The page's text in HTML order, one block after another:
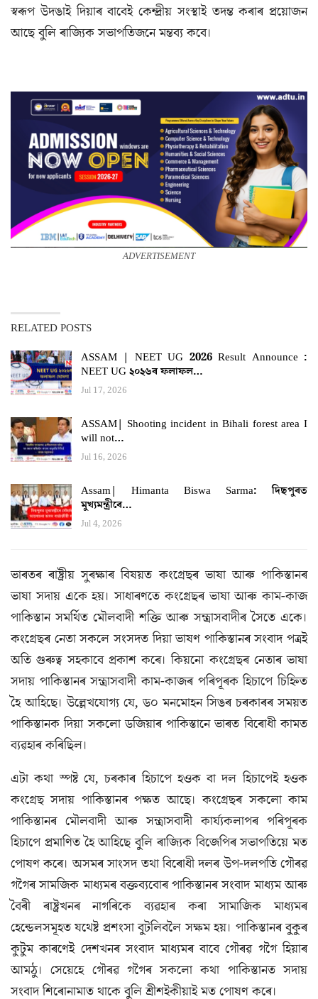
স্বৰূপ উদঙাই দিয়াৰ বাবেই কেন্দ্রীয় সংস্থাই তদন্ত কৰাৰ প্ৰয়োজন
আছে বুলি ৰাজ্যিক সভাপতিজনে মন্তব্য কবে।
ADVERTISEMENT
RELATED POSTS
ASSAM | NEET UG 2026 Result Announce :
NEET UG ২০২৬ৰ ফলাফল…
Jul 17, 2026
ASSAM| Shooting incident in Bihali forest area I
will not…
Jul 16, 2026
Assam| Himanta Biswa Sarma: দিছপুৰত
মুখ্যমন্ত্ৰীৰে…
Jul 4, 2026
ভাৰতৰ ৰাষ্ট্ৰীয় সুৰক্ষাৰ বিষয়ত কংগ্ৰেছৰ ভাষা আৰু পাকিস্তানৰ
ভাষা সদায় একে হয়। সাধাৰণতে কংগ্ৰেছৰ ভাষা আৰু কাম-কাজ
পাকিস্তান সমর্থিত মৌলবাদী শক্তি আৰু সন্ত্রাসবাদীৰ সৈতে একে।
কংগ্ৰেছৰ নেতা সকলে সংসদত দিয়া ভাষণ পাকিস্তানৰ সংবাদ পত্রই
অতি গুৰুত্ব সহকাবে প্রকাশ কৰে। কিয়নো কংগ্ৰেছৰ নেতাৰ ভাষা
সদায় পাকিস্তানৰ সন্ত্রাসবাদী কাম-কাজৰ পৰিপূৰক হিচাপে চিহ্নিত
হৈ আহিছে। উল্লেখযোগ্য যে, ড০ মনমোহন সিঙৰ চৰকাৰৰ সময়ত
পাকিস্তানক দিয়া সকলো ডজিয়াৰ পাকিস্তানে ভাৰত বিৰোধী কামত
ব্যৱহাৰ কৰিছিল।
এটা কথা স্পষ্ট যে, চৰকাৰ হিচাপে হওক বা দল হিচাপেই হওক
কংগ্রেছ সদায় পাকিস্তানৰ পক্ষত আছে। কংগ্ৰেছৰ সকলো কাম
পাকিস্তানৰ মৌলবাদী আৰু সন্ত্রাসবাদী কাৰ্য্যকলাপৰ পৰিপূৰক
হিচাপে প্রমাণিত হৈ আহিছে বুলি ৰাজ্যিক বিজেপিৰ সভাপতিয়ে মত
পোষণ কৰে। অসমৰ সাংসদ তথা বিৰোধী দলৰ উপ-দলপতি গৌৰৱ
গগৈৰ সামজিক মাধ্যমৰ বক্তব্যবোৰ পাকিস্তানৰ সংবাদ মাধ্যম আৰু
বৈৰী ৰাষ্ট্ৰখনৰ নাগৰিকে ব্যৱহাৰ কৰা সামাজিক মাধ্যমৰ
হেন্ডেলসমূহত যথেষ্ট প্রশংসা বুটলিবলৈ সক্ষম হয়। পাকিস্তানৰ বুকুৰ
কুটুম কাৰণেই দেশখনৰ সংবাদ মাধ্যমৰ বাবে গৌৰৱ গগৈ হিয়াৰ
আমঠু। সেয়েহে গৌৰৱ গগৈৰ সকলো কথা পাকিস্তানত সদায়
সংবাদ শিৰোনামাত থাকে বুলি শ্রীশইকীয়াই মত পোষণ কৰে।